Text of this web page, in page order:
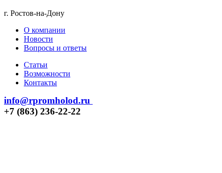
г. Ростов-на-Дону
О компании
Новости
Вопросы и ответы
Статьи
Возможности
Контакты
info@rpromholod.ru
+7 (863) 236-22-22